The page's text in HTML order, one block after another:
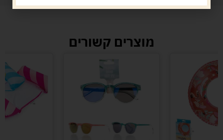
מוצרים קשורים